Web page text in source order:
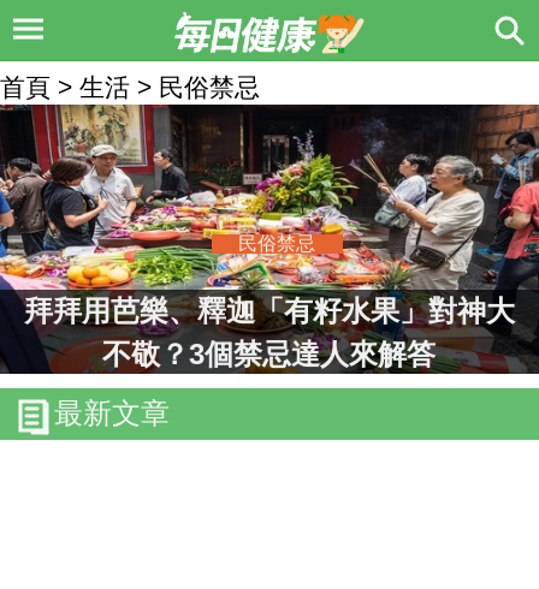
首頁 > 生活 > 民俗禁忌
民俗禁忌
拜拜用芭樂、釋迦「有籽水果」對神大
不敬？3個禁忌達人來解答
最新文章